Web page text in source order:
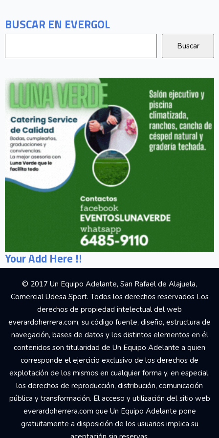
BUSCAR EN EVERGOL
Your Add Here !!
© 2017 Un Equipo Adelante, San Rafael de Alajuela,
Comercial Udesa Sport. Todos los derechos reservados Los
derechos de propiedad intelectual del web
everardoherrera.com, su código fuente, diseño, estructura de
navegación, bases de datos y los distintos elementos en él
contenidos son titularidad de Un Equipo Adelante a quien
corresponde el ejercicio exclusivo de los derechos de
explotación de los mismos en cualquier forma y, en especial,
los derechos de reproducción, distribución, comunicación
pública y transformación. El acceso y utilización del sitio web
everardoherrera.com que Un Equipo Adelante pone
gratuitamente a disposición de los usuarios implica su